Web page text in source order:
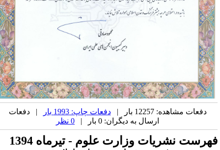
دفعات مشاهده: 12257 بار | دفعات چاپ: 1993 بار
| دفعات
ارسال به دیگران: 0 بار |
نشریات وزارت علوم - تیرماه 1394